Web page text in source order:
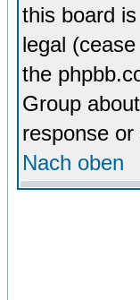
this board
legal
the
Group
response
Nach oben